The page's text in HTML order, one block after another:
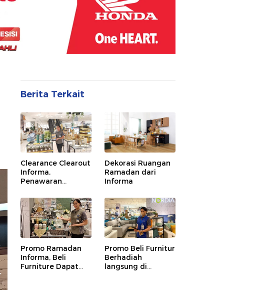
Berita Terkait
Clearance Clearout
Informa,
Penawaran
Dekorasi Ruangan
Ramadan dari
Informa
Promo Ramadan
Informa, Beli
Furniture Dapat
Promo Beli Furnitur
Berhadiah
langsung di